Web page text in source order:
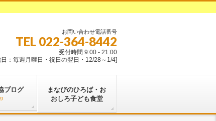
お問い合わせ電話番号
TEL 022-364-8442
受付時間 9:00 - 21:00
日：毎週月曜日・祝日の翌日・12/28～1/4]
ブログ
まなびのひろば・お
おしろ子ども食堂